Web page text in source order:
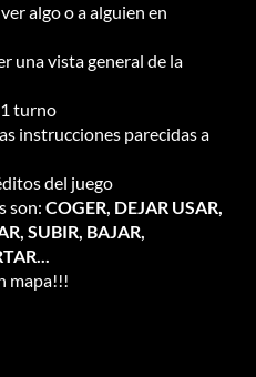
algo o a alguien en
una vista general de la
turno
instrucciones parecidas a
del juego
son: COGER, DEJAR USAR,
SUBIR, BAJAR,
mapa!!!